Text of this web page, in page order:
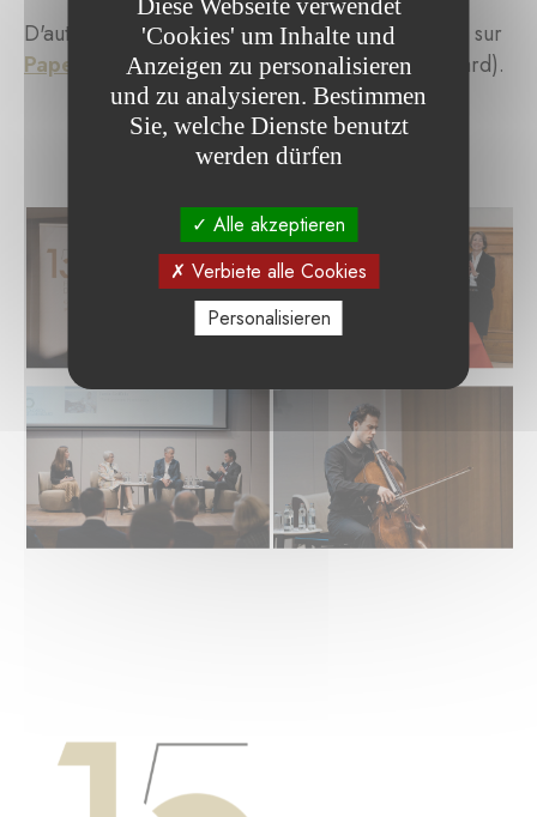
D'autres photos de l'événement sont disponibles sur
Paperjam.lu(Photographiées par Marion Dessard).
'Cookies' um Inhalte und
Anzeigen zu personalisieren
und zu analysieren. Bestimmen
Sie, welche Dienste benutzt
werden dürfen
Alle akzeptieren
Verbiete alle Cookies
Personalisieren